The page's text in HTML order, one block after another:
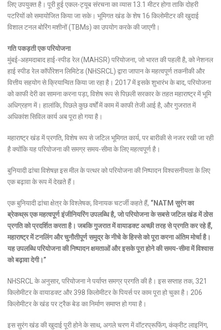
लिए उपयुक्त है। पूरी हुई एकल-ट्यूब संरचना का व्यास 13.1 मीटर होगा ताकि दोहरी
पटरियों को समायोजित किया जा सके। भूमिगत खंड के शेष 16 किलोमीटर की खुदाई
विशाल टनल बोरिंग मशीनों (TBMs) का उपयोग करके की जाएगी।
गति पकड़ती एक परियोजना
मुंबई-अहमदाबाद हाई-स्पीड रेल (MAHSR) परियोजना, जो भारत की पहली है, को नेशनल
हाई स्पीड रेल कॉर्पोरेशन लिमिटेड (NHSRCL) द्वारा जापान के महत्वपूर्ण तकनीकी और
वित्तीय सहयोग से क्रियान्वित किया जा रहा है। 2017 में इसके शुभारंभ के बाद, परियोजना
को काफी देरी का सामना करना पड़ा, विशेष रूप से पिछली सरकार के तहत महाराष्ट्र में भूमि
अधिग्रहण में। हालांकि, पिछले कुछ वर्षों में काम में काफी तेजी आई है, और गुजरात में
अधिकांश सिविल कार्य अब पूरा हो गया है।
महाराष्ट्र खंड में प्रगति, विशेष रूप से जटिल भूमिगत कार्य, पर बारीकी से नजर रखी जा रही
है क्योंकि यह परियोजना की समग्र समय-सीमा के लिए महत्वपूर्ण है।
बुनियादी ढांचा विशेषज्ञ इस मील के पत्थर को परियोजना की निष्पादन विश्वसनीयता के लिए
एक बढ़ावा के रूप में देखते हैं।
एक बुनियादी ढांचा क्षेत्र के विश्लेषक, विनायक चटर्जी कहते हैं, “NATM सुरंग का
ब्रेकथ्रू एक महत्वपूर्ण इंजीनियरिंग उपलब्धि है, जो परियोजना के सबसे जटिल खंड में ठोस
प्रगति को प्रदर्शित करता है। जबकि गुजरात में वायाडक्ट अच्छी तरह से प्रगति कर रहे हैं,
महाराष्ट्र में टनलिंग और चुनौतीपूर्ण समुद्र के नीचे के हिस्से को पूरा करना अंतिम मोर्चा है।
यह उपलब्धि परियोजना की निष्पादन क्षमताओं और इसके पूरा होने की समय-सीमा में विश्वास
को बढ़ावा देगी।”
NHSRCL के अनुसार, परियोजना ने पर्याप्त समग्र प्रगति की है। इस सप्ताह तक, 321
किलोमीटर के वायाडक्ट और 398 किलोमीटर के पियर्स पर काम पूरा हो चुका है। 206
किलोमीटर के खंड पर ट्रैक बेड का निर्माण समाप्त हो गया है।
इस सुरंग खंड की खुदाई पूरी होने के साथ, अगले चरण में वॉटरप्रूफिंग, कंक्रीट लाइनिंग,